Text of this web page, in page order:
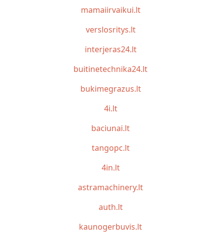
mamaiirvaikui.lt
verslosritys.lt
interjeras24.lt
buitinetechnika24.lt
bukimegrazus.lt
4i.lt
baciunai.lt
tangopc.lt
4in.lt
astramachinery.lt
auth.lt
kaunogerbuvis.lt